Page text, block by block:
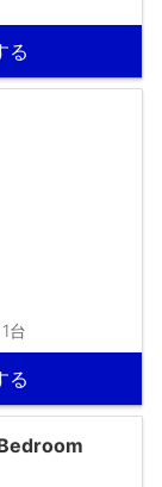
る
台
る